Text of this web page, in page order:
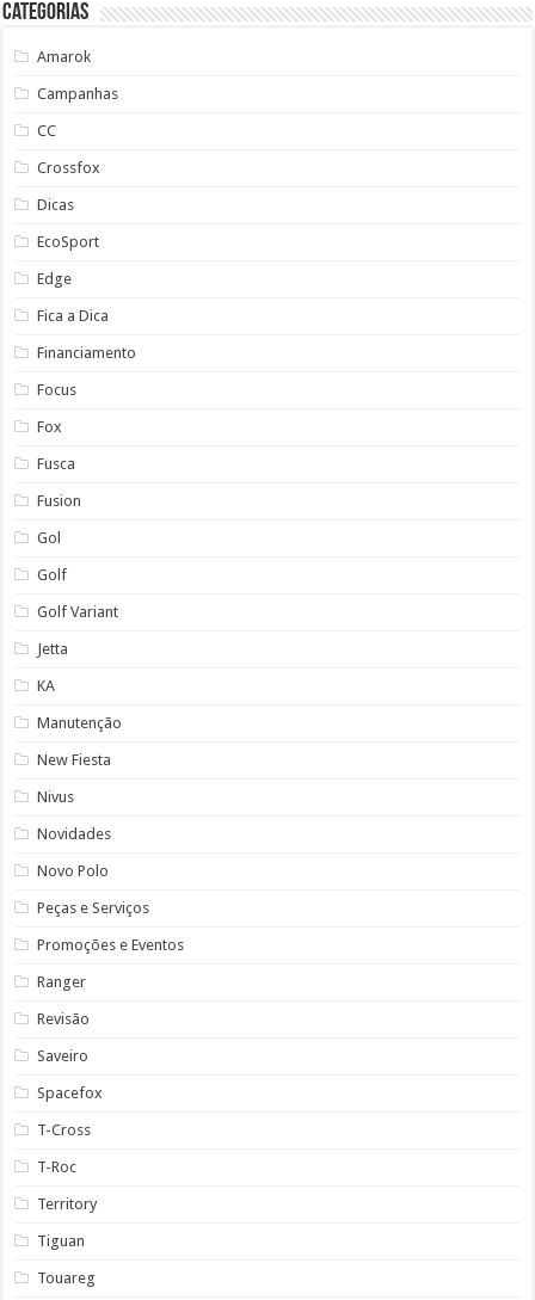
Categorias
Amarok
Campanhas
CC
Crossfox
Dicas
EcoSport
Edge
Fica a Dica
Financiamento
Focus
Fox
Fusca
Fusion
Gol
Golf
Golf Variant
Jetta
KA
Manutenção
New Fiesta
Nivus
Novidades
Novo Polo
Peças e Serviços
Promoções e Eventos
Ranger
Revisão
Saveiro
Spacefox
T-Cross
T-Roc
Territory
Tiguan
Touareg